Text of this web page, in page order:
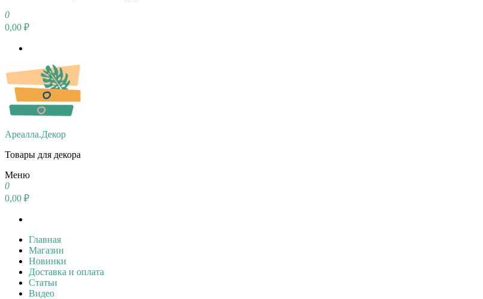
0
0,00 ₽
Ареалла.Декор
Товары для декора
Меню
0
0,00 ₽
Главная
Магазин
Новинки
Доставка и оплата
Статьи
Видео